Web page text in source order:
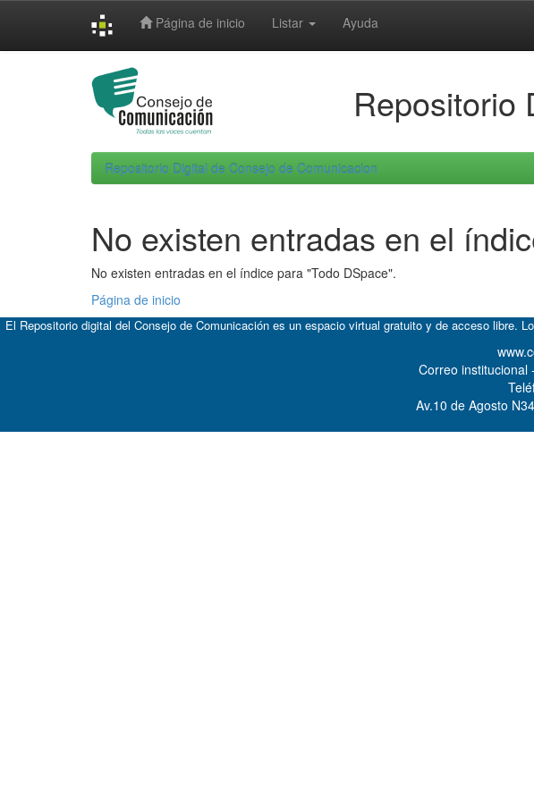
Página de inicio Listar Ayuda
Repositorio
Repositorio Digital de Consejo de Comunicacion
No existen entradas en el
No existen entradas en el índice para "Todo DSpace".
Página de inicio
El Repositorio digital del Consejo de Comunicación es un espacio virtual gratuito y de acceso libre.
Correo institucional
Av.10 de Agosto